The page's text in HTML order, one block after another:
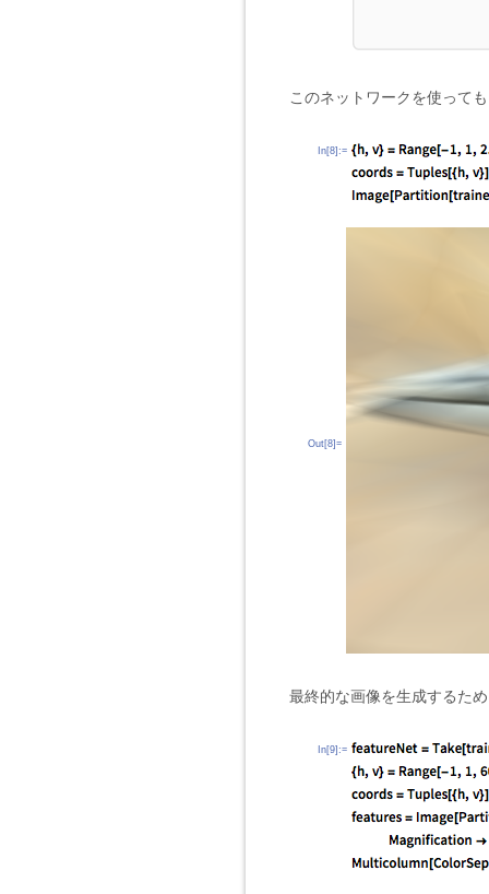
このネットワークを使って
In[8]:=
Out[8]=
最終的な画像を生成するた
In[9]:=